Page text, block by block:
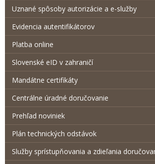
Uznané spôsoby autorizácie a e-služby
Evidencia autentifikátorov
Platba online
Slovenské eID v zahraničí
Mandátne certifikáty
Centrálne úradné doručovanie
Prehľad noviniek
Plán technických odstávok
Služby sprístupňovania a zdieľania